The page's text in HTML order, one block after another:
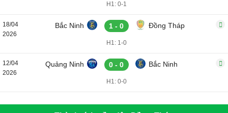
H1: 0-1
18/04
2026
Bắc Ninh 1 - 0 Đồng Tháp
H1: 1-0
12/04
2026
Quảng Ninh 0 - 0 Bắc Ninh
H1: 0-0